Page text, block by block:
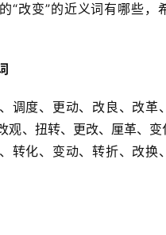
“改变”的近义词有哪些，
调度、更动、改良、改革
观、扭转、更改、厘革、变
转化、变动、转折、改换